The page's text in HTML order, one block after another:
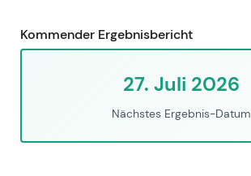
Kommender Ergebnisbericht
27. Juli 2026
Nächstes Ergebnis-Datum